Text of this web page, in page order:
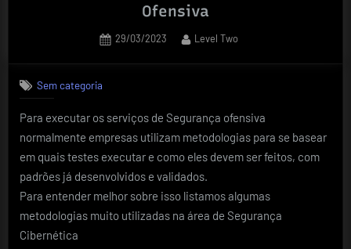
Ofensiva
Posted
29/03/2023 By
Level Two
Sem categoria
Para executar os serviços de Segurança ofensiva
normalmente empresas utilizam metodologias para se basear
em quais testes executar e como eles devem ser feitos, com
padrões já desenvolvidos e validados.
Para entender melhor sobre isso listamos algumas
metodologias muito utilizadas na área de Segurança
Cibernética